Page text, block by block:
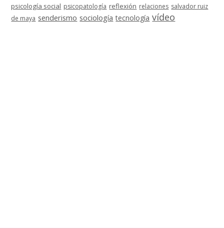
psicología social psicopatología reflexión relaciones salvador ruiz
de maya senderismo sociología tecnología vídeo